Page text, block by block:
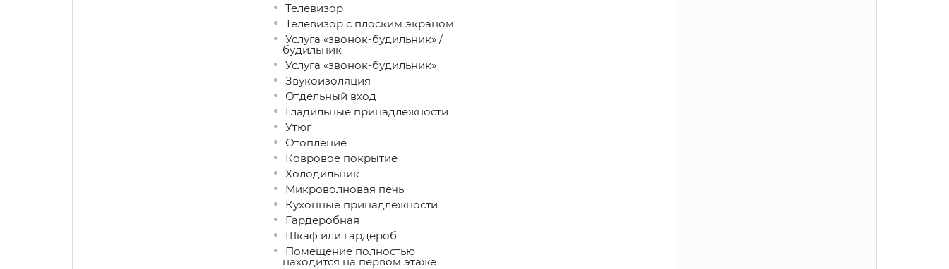
Телевизор
Телевизор с плоским экраном
Услуга «звонок-будильник» /
будильник
Услуга «звонок-будильник»
Звукоизоляция
Отдельный вход
Гладильные принадлежности
Утюг
Отопление
Ковровое покрытие
Холодильник
Микроволновая печь
Кухонные принадлежности
Гардеробная
Шкаф или гардероб
Помещение полностью
находится на первом этаже